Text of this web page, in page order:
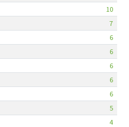
10
7
6
6
6
6
6
5
4